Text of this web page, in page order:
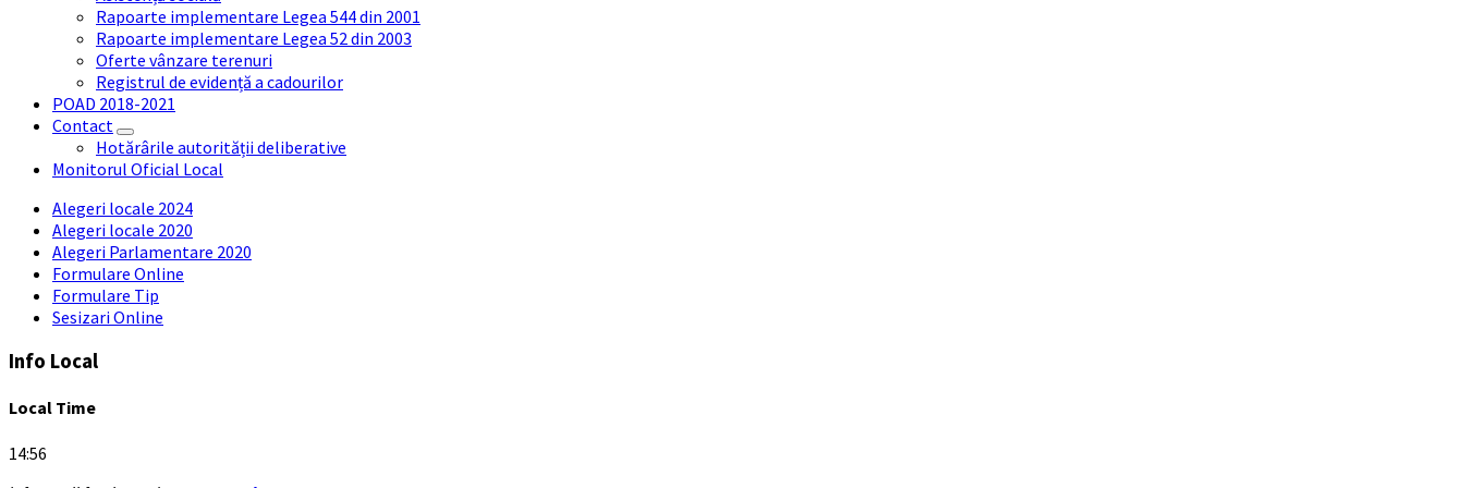
Rapoarte implementare Legea 544 din 2001
Rapoarte implementare Legea 52 din 2003
Oferte vânzare terenuri
Registrul de evidență a cadourilor
POAD 2018-2021
Contact
Hotărârile autorității deliberative
Monitorul Oficial Local
Alegeri locale 2024
Alegeri locale 2020
Alegeri Parlamentare 2020
Formulare Online
Formulare Tip
Sesizari Online
Info Local
Local Time
14:56